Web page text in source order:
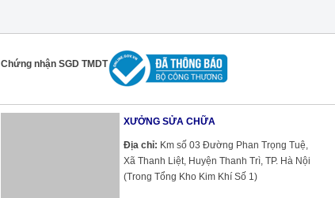
Chứng nhận SGD TMDT
XƯỞNG SỬA CHỮA
Địa chỉ: Km số 03 Đường Phan Trọng Tuệ,
Xã Thanh Liệt, Huyện Thanh Trì, TP. Hà Nội
(Trong Tổng Kho Kim Khí Số 1)